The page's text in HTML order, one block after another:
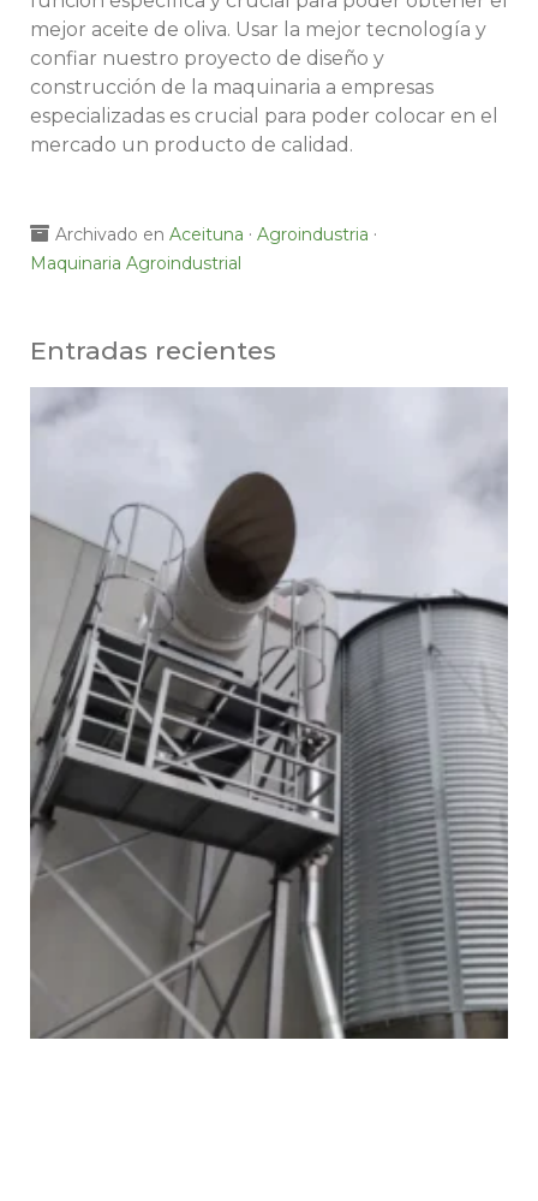
mejor aceite de oliva. Usar la mejor tecnología y
confiar nuestro proyecto de diseño y
construcción de la maquinaria a empresas
especializadas es crucial para poder colocar en el
mercado un producto de calidad.
Archivado en Aceituna · Agroindustria ·
Maquinaria Agroindustrial
Entradas recientes